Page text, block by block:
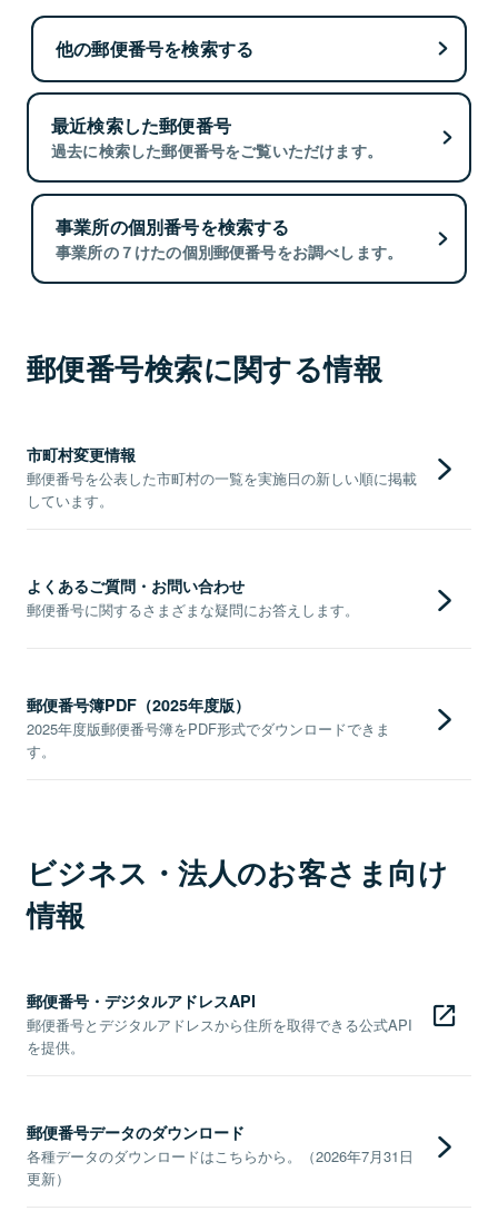
他の郵便番号を検索する
最近検索した郵便番号
過去に検索した郵便番号をご覧いただけます。
事業所の個別番号を検索する
事業所の７けたの個別郵便番号をお調べします。
郵便番号検索に関する情報
市町村変更情報
郵便番号を公表した市町村の一覧を実施日の新しい順に掲載
しています。
よくあるご質問・お問い合わせ
郵便番号に関するさまざまな疑問にお答えします。
郵便番号簿PDF（2025年度版）
2025年度版郵便番号簿をPDF形式でダウンロードできま
す。
ビジネス・法人のお客さま向け
情報
郵便番号・デジタルアドレスAPI
郵便番号とデジタルアドレスから住所を取得できる公式API
を提供。
郵便番号データのダウンロード
各種データのダウンロードはこちらから。（2026年7月31日
更新）